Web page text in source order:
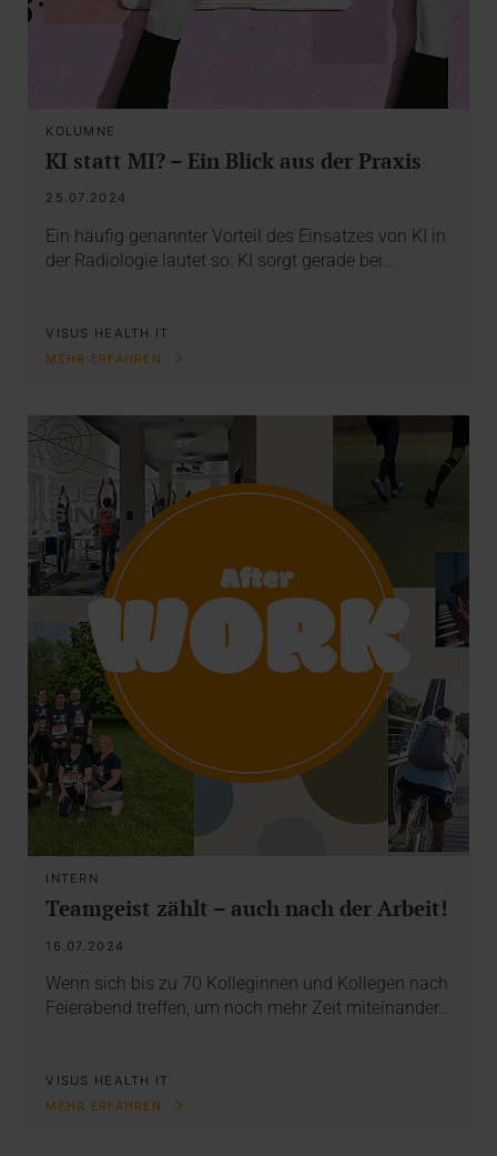
KOLUMNE
KI statt MI? – Ein Blick aus der Praxis
25.07.2024
Ein häufig genannter Vorteil des Einsatzes von KI in
der Radiologie lautet so: KI sorgt gerade bei…
VISUS HEALTH IT
MEHR ERFAHREN
INTERN
Teamgeist zählt – auch nach der Arbeit!
16.07.2024
Wenn sich bis zu 70 Kolleginnen und Kollegen nach
Feierabend treffen, um noch mehr Zeit miteinander…
VISUS HEALTH IT
MEHR ERFAHREN